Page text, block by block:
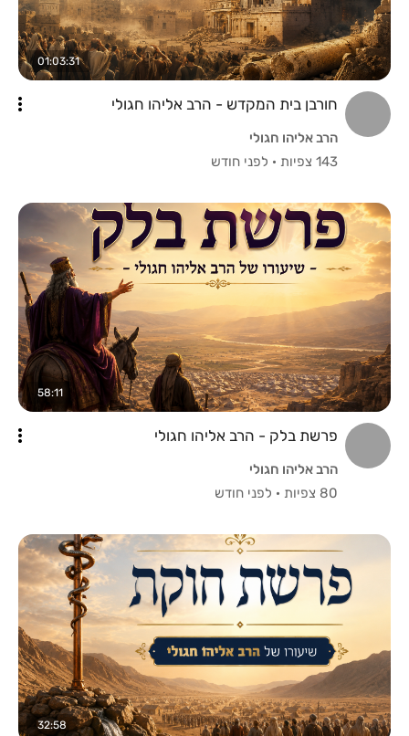
01:03:31
חורבן בית המקדש - הרב אליהו חגולי
הרב אליהו חגולי
143 צפיות
· לפני חודש
58:11
פרשת בלק - הרב אליהו חגולי
הרב אליהו חגולי
80 צפיות
· לפני חודש
32:58